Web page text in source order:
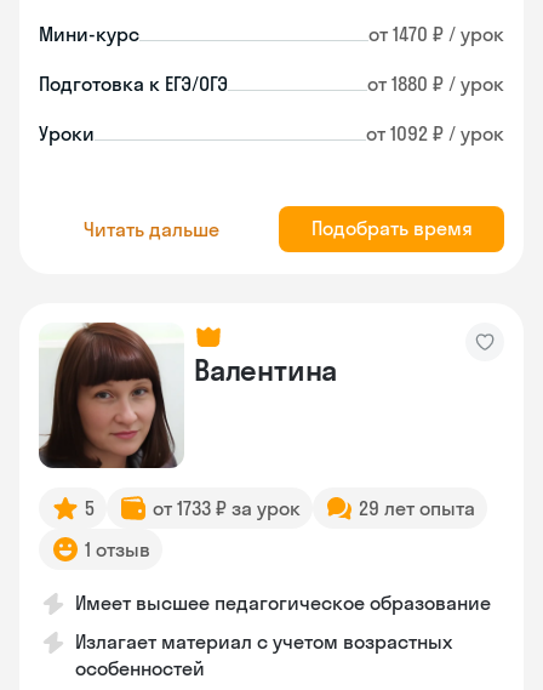
Мини-курс от 1470 ₽ / урок
Подготовка к ЕГЭ/ОГЭ от 1880 ₽ / урок
Уроки от 1092 ₽ / урок
Читать дальше Подобрать время
Валентина
5 от 1733 ₽ за урок
29 лет опыта
1 отзыв
Имеет высшее педагогическое образование
Излагает материал с учетом возрастных
особенностей